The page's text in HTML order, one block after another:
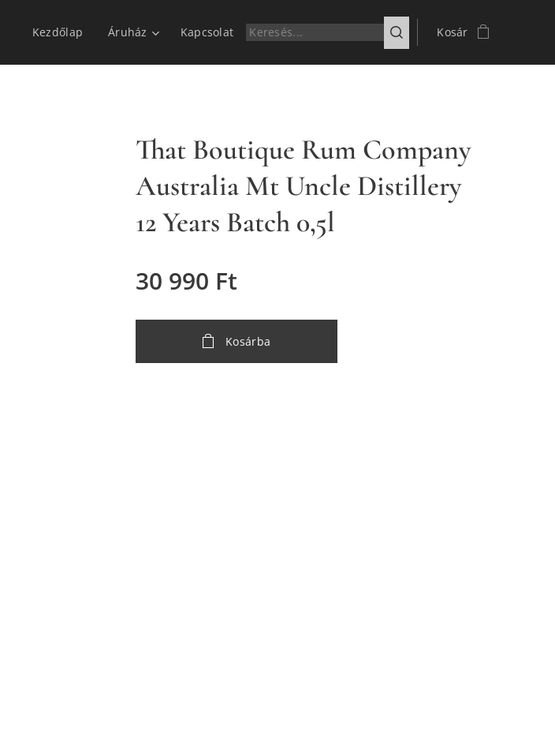
Kezdőlap Áruház Kapcsolat Kosár
That Boutique Rum Company
Australia Mt Uncle Distillery
12 Years Batch 0,5l
30 990 Ft
Kosárba